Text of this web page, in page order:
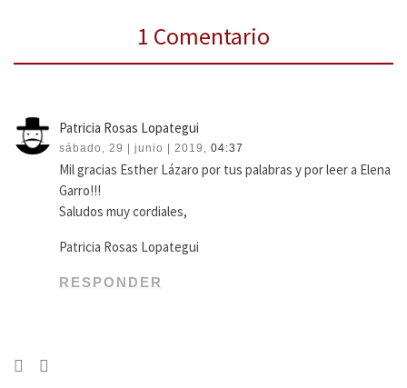
1 Comentario
Patricia Rosas Lopategui
sábado, 29 | junio | 2019, 04:37
Mil gracias Esther Lázaro por tus palabras y por leer a Elena
Garro!!!
Saludos muy cordiales,
Patricia Rosas Lopategui
RESPONDER